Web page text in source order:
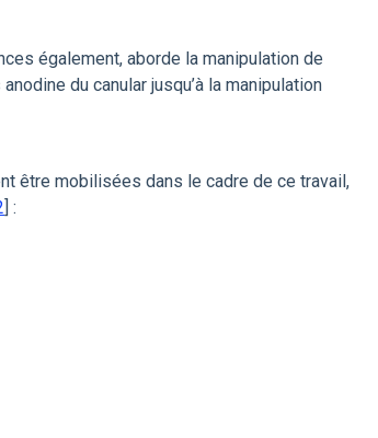
également, aborde la manipulation de
du canular jusqu’à la manipulation
être mobilisées dans le cadre de ce travail,
] :